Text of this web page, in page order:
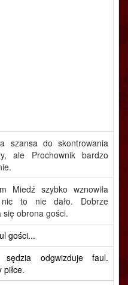
szansa do skontrowania
ale Prochownik bardzo
Miedź szybko wznowiła
to nie dało. Dobrze
się obrona gości.
gości...
sędzia odgwizduje faul.
piłce.